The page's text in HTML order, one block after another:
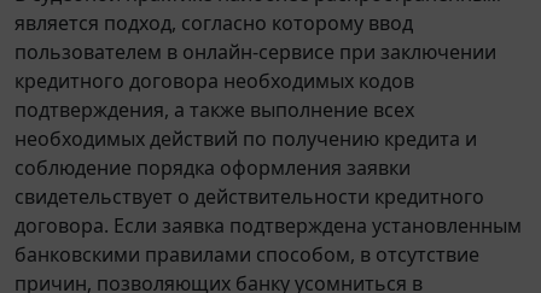
является подход, согласно которому ввод
пользователем в онлайн-сервисе при заключении
кредитного договора необходимых кодов
подтверждения, а также выполнение всех
необходимых действий по получению кредита и
соблюдение порядка оформления заявки
свидетельствует о действительности кредитного
договора. Если заявка подтверждена установленным
банковскими правилами способом, в отсутствие
причин, позволяющих банку усомниться в